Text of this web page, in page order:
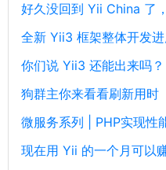
好久没回到 Yii China 了
全新 Yii3 框架整体开发
你们说 Yii3 还能出来吗？
狗群主你来看看刷新用时
现在用 Yii 的一个月可以